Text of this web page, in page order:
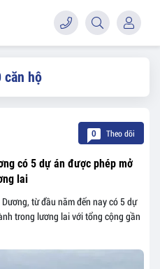
căn hộ
0 Theo dõi
có 5 dự án được phép mở
lai
từ đầu năm đến nay có 5 dự
trong lương lai với tổng cộng gần